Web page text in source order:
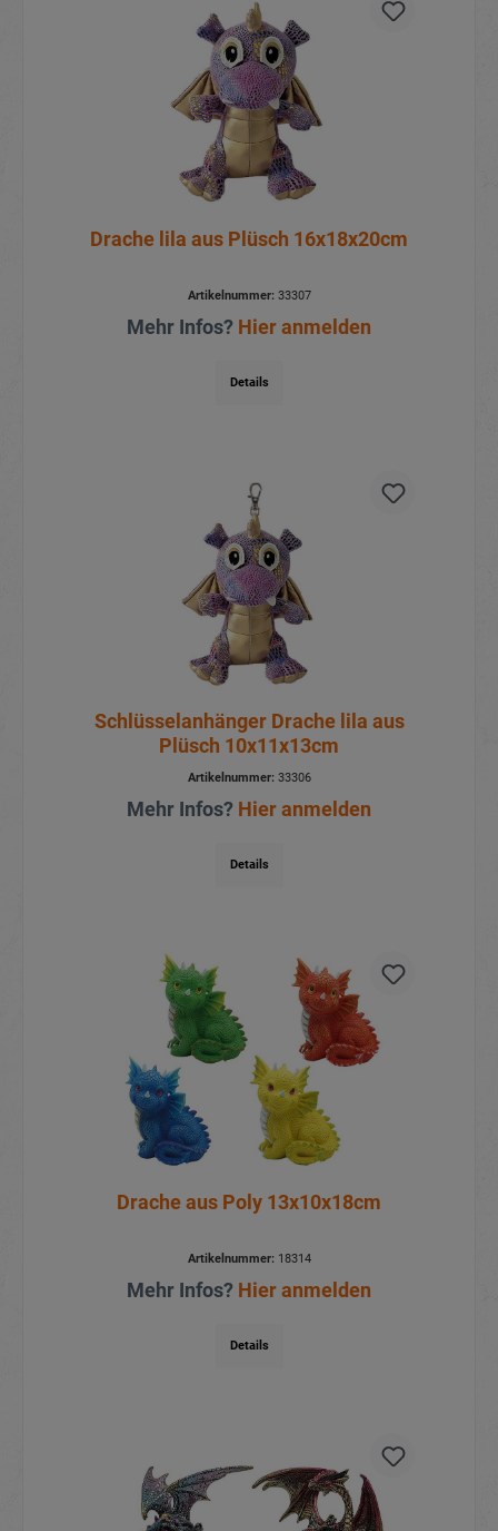
Drache lila aus Plüsch 16x18x20cm
Artikelnummer:33307
Mehr Infos? Hier anmelden
Details
Schlüsselanhänger Drache lila aus
Plüsch 10x11x13cm
Artikelnummer:33306
Mehr Infos? Hier anmelden
Details
Drache aus Poly 13x10x18cm
Artikelnummer:18314
Mehr Infos? Hier anmelden
Details